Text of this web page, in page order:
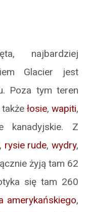
najbardziej
Glacier jest
Poza tym teren
łosie, wapiti,
kanadyjskie. Z
, rysie rude,wydry,
żyją tam 62
się tam 260
amerykańskiego,